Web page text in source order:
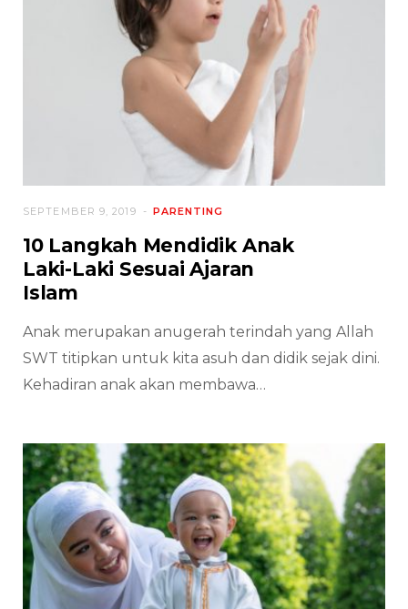
PARENTING
SEPTEMBER 9, 2019
10 Langkah Mendidik Anak
Laki-Laki Sesuai Ajaran
Islam
Anak merupakan anugerah terindah yang Allah
SWT titipkan untuk kita asuh dan didik sejak dini.
Kehadiran anak akan membawa…